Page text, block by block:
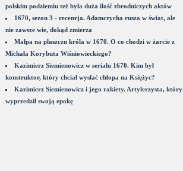
polskim podziemiu też była duża ilość zbrodniczych aktów
1670, sezon 3 - recenzja. Adamczycha rusza w świat, ale
nie zawsze wie, dokąd zmierza
Małpa na płaszczu króla w 1670. O co chodzi w żarcie z
Michała Korybuta Wiśniowieckiego?
Kazimierz Siemienowicz w serialu 1670. Kim był
konstruktor, który chciał wysłać chłopa na Księżyc?
Kazimierz Siemienowicz i jego rakiety. Artylerzysta, który
wyprzedził swoją epokę